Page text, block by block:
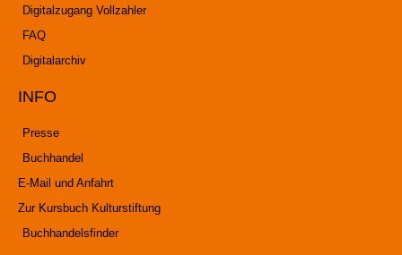
Digitalzugang Vollzahler
FAQ
Digitalarchiv
INFO
Presse
Buchhandel
E-Mail und Anfahrt
Zur Kursbuch Kulturstiftung
Buchhandelsfinder